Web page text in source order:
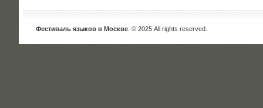
Фестиваль языков в Москве . © 2025 All rights reserved.